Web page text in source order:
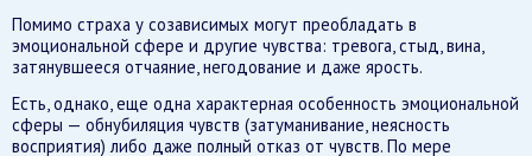
Помимо страха у созависимых могут преобладать в
эмоциональной сфере и другие чувства: тревога, стыд, вина,
затянувшееся отчаяние, негодование и даже ярость.
Есть, однако, еще одна характерная особенность эмоциональной
сферы — обнубиляция чувств (затуманивание, неясность
восприятия) либо даже полный отказ от чувств. По мере